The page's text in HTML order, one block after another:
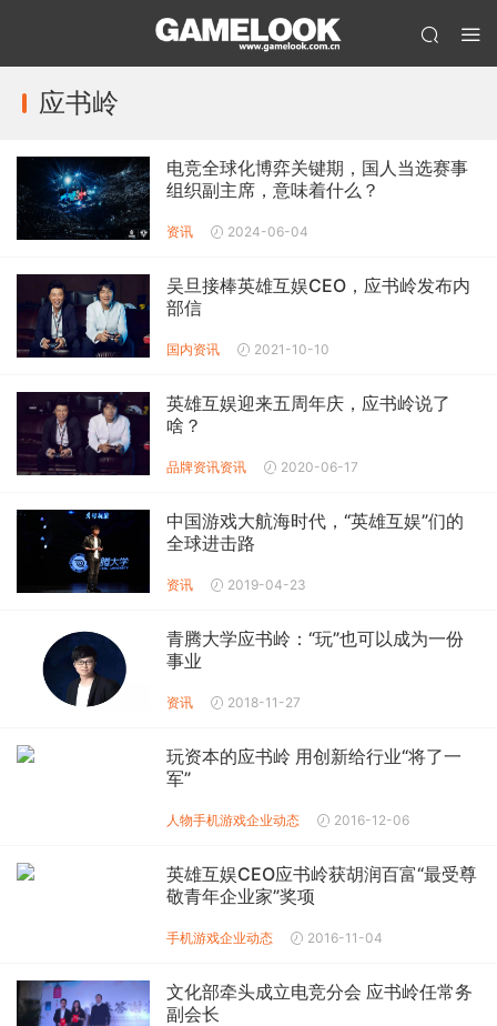
应书岭
电竞全球化博弈关键期，国人当选赛事
组织副主席，意味着什么？
资讯 2024-06-04
吴旦接棒英雄互娱CEO，应书岭发布内
部信
国内资讯 2021-10-10
英雄互娱迎来五周年庆，应书岭说了
啥？
品牌资讯资讯 2020-06-17
中国游戏大航海时代，“英雄互娱”们的
全球进击路
资讯 2019-04-23
青腾大学应书岭：“玩”也可以成为一份
事业
资讯 2018-11-27
玩资本的应书岭 用创新给行业“将了一
军”
人物手机游戏企业动态 2016-12-06
英雄互娱CEO应书岭获胡润百富“最受尊
敬青年企业家”奖项
手机游戏企业动态 2016-11-04
文化部牵头成立电竞分会 应书岭任常务
副会长